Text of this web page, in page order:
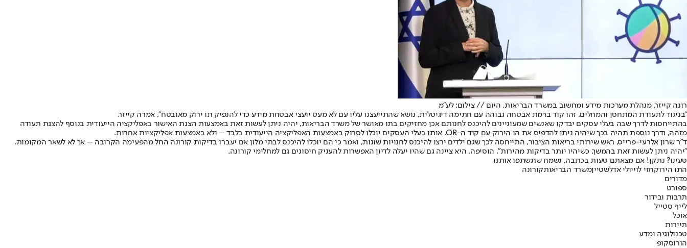
רונה קייזר, מנהלת מערכות מידע ומחשוב במשרד הבריאות, היום // צילום: לע"מ
"בניגוד לתעודת המתחסן והמחלים, זהו קוד ברמת אבטחה גבוהה עם חתימה דיגיטלית, נושא שהתייעצנו עליו עם לא מעט יועצי אבטחת מידע כדי להנפיק תו ירוק מאובטח", אמרה קייזר.
בהתייחסות לדרך שבה בעלי עסקים יבדקו שאנשים שמעוניינים להיכנס לחנותם אכן מחזיקים בתו מאושר של משרד הבריאות, יהיה ניתן לעשות זאת באמצעות הצגת האישור באפליקציה הייעודית בנוסף להצגת תעודה
מזהה, ודרך נוספת תהיה בכך שיהיה ניתן להדפיס את הו הירוק עם קוד ה-QR, אותו בעלי העסקים יוכלו לסרוק באמצעות האפליקציה הייעודית בלבד – ולא באמצעות אפליקציות אחרות.
ד"ר שרון אלרעי-פרייס, ראש שירותי בריאות הציבור, התייחסה לכך שגם ילדים ירצו להיכנס לחנויות שונות, ואמר כי הם יוכלו להיכנס לבתי מלון אם יעברו בדיקות קורונה החל מהפעימה הקרובה – אך לא לשאר המקומות.
"יהיה ניתן לעשות זאת בהמשך, כשיהיו יותר בדיקות מהירות", הוסיפה. היא ציינה גם שהיו יעלה לדיון האפשרות להעניק חיסונים גם למחלימי קורונה.
טעינו? נתקן! אם מצאתם טעות בכתבה, נשמח שתשתפו אותנו
התו הירוקחזי לוייולי אדלשטייןמשרד הבריאותקורונה
מדורים
ספורט
תרבות ובידור
לייף סטייל
אוכל
תיירות
טכנולוגיה ומדע
הורוסקופ